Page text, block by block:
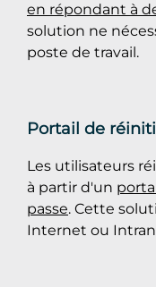
en répondant à
solution ne
poste de travail.
Portail de
Les utilisateurs
à partir d'un
passe. Cette
Internet ou